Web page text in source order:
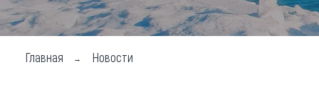
Топ
Главная Новости